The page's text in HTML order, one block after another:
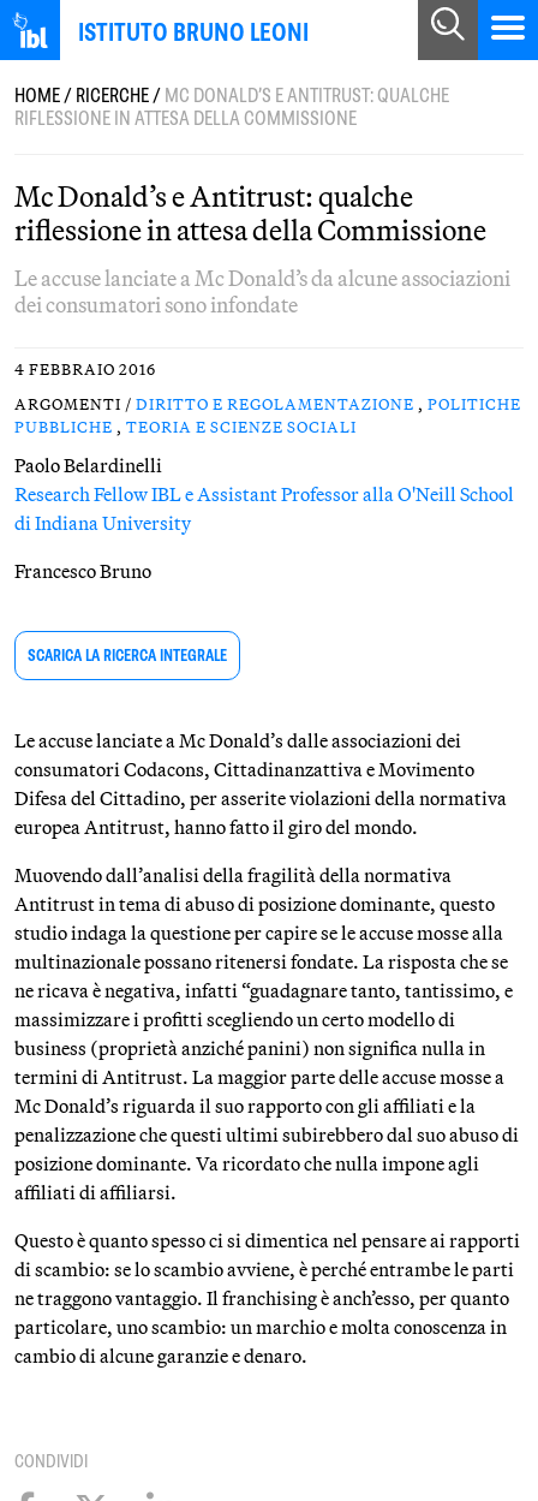
ISTITUTO BRUNO LEONI
HOME/RICERCHE/MC DONALD’S E ANTITRUST: QUALCHE
RIFLESSIONE IN ATTESA DELLA COMMISSIONE
Mc Donald’s e Antitrust: qualche
riflessione in attesa della Commissione
Le accuse lanciate a Mc Donald’s da alcune associazioni
dei consumatori sono infondate
4 FEBBRAIO 2016
ARGOMENTI / DIRITTO E REGOLAMENTAZIONE , POLITICHE
PUBBLICHE , TEORIA E SCIENZE SOCIALI
Paolo Belardinelli
Research Fellow IBL e Assistant Professor alla O'Neill School
di Indiana University
Francesco Bruno
SCARICA LA RICERCA INTEGRALE
Le accuse lanciate a Mc Donald’s dalle associazioni dei
consumatori Codacons, Cittadinanzattiva e Movimento
Difesa del Cittadino, per asserite violazioni della normativa
europea Antitrust, hanno fatto il giro del mondo.
Muovendo dall’analisi della fragilità della normativa
Antitrust in tema di abuso di posizione dominante, questo
studio indaga la questione per capire se le accuse mosse alla
multinazionale possano ritenersi fondate. La risposta che se
ne ricava è negativa, infatti “guadagnare tanto, tantissimo, e
massimizzare i profitti scegliendo un certo modello di
business (proprietà anziché panini) non significa nulla in
termini di Antitrust. La maggior parte delle accuse mosse a
Mc Donald’s riguarda il suo rapporto con gli affiliati e la
penalizzazione che questi ultimi subirebbero dal suo abuso di
posizione dominante. Va ricordato che nulla impone agli
affiliati di affiliarsi.
Questo è quanto spesso ci si dimentica nel pensare ai rapporti
di scambio: se lo scambio avviene, è perché entrambe le parti
ne traggono vantaggio. Il franchising è anch’esso, per quanto
particolare, uno scambio: un marchio e molta conoscenza in
cambio di alcune garanzie e denaro.
CONDIVIDI